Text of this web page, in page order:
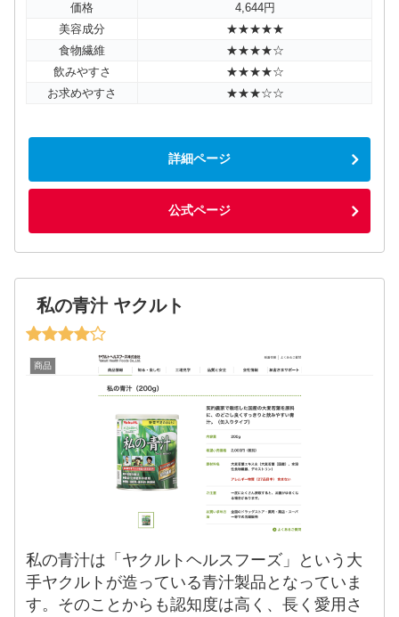
価格
4,644円
美容成分
★★★★★
食物繊維
★★★★☆
飲みやすさ
★★★★☆
お求めやすさ
★★★☆☆
詳細ページ
公式ページ
私の青汁 ヤクルト
商品
私の青汁は「ヤクルトヘルスフーズ」という大
手ヤクルトが造っている青汁製品となっていま
す。そのことからも認知度は高く、長く愛用さ